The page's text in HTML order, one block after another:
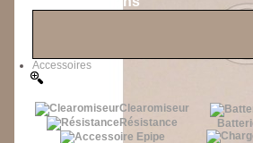
Accessoires
Clearomiseur
Résistance